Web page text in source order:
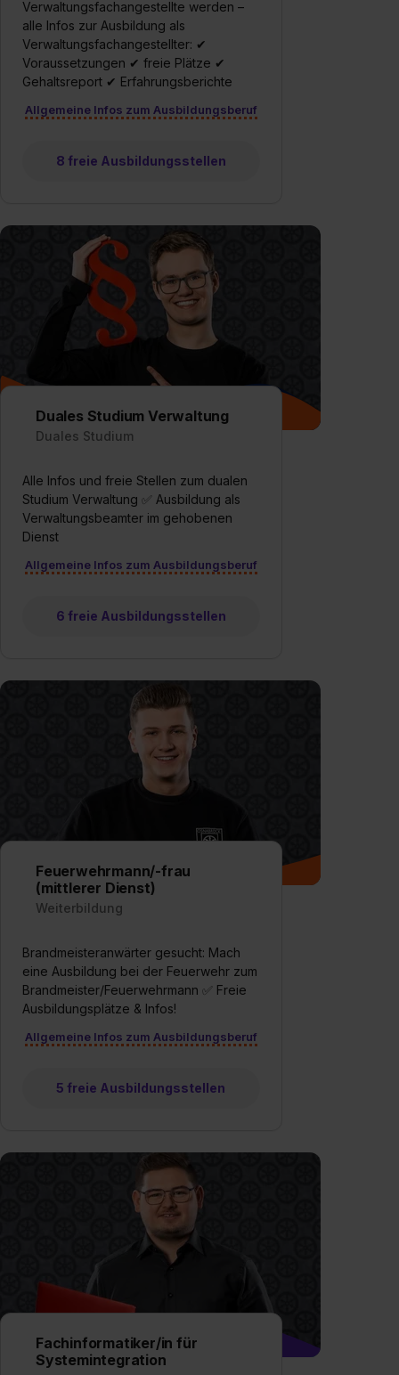
Verwaltungsfachangestellte werden –
alle Infos zur Ausbildung als
Verwaltungsfachangestellter: ✔
Voraussetzungen ✔ freie Plätze ✔
Gehaltsreport ✔ Erfahrungsberichte
Allgemeine Infos zum Ausbildungsberuf
8 freie Ausbildungsstellen
Duales Studium Verwaltung
Duales Studium
Alle Infos und freie Stellen zum dualen
Studium Verwaltung ✅ Ausbildung als
Verwaltungsbeamter im gehobenen
Dienst
Allgemeine Infos zum Ausbildungsberuf
6 freie Ausbildungsstellen
Feuerwehrmann/-frau
(mittlerer Dienst)
Weiterbildung
Brandmeisteranwärter gesucht: Mach
eine Ausbildung bei der Feuerwehr zum
Brandmeister/Feuerwehrmann ✅ Freie
Ausbildungsplätze & Infos!
Allgemeine Infos zum Ausbildungsberuf
5 freie Ausbildungsstellen
Fachinformatiker/in für
Systemintegration